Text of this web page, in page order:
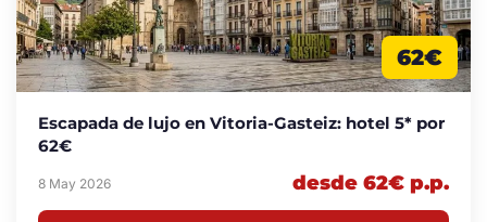
62€
Escapada de lujo en Vitoria-Gasteiz: hotel 5* por
62€
8 May 2026 desde 62€ p.p.